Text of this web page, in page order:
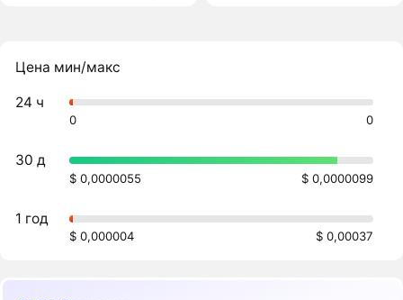
Цена мин/макс
24 ч
0 0
30 д
$ 0,0000055 $ 0,0000099
1 год
$ 0,000004 $ 0,00037